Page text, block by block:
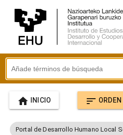
home INICIO sort ORDEN
Portal de Desarrollo Humano Local